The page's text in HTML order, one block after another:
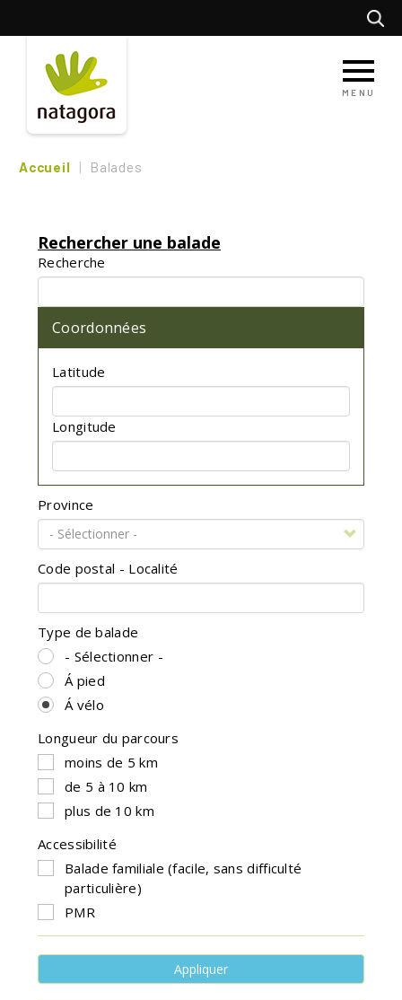
principal
MENU
Accueil Balades
Rechercher une balade
Recherche
Coordonnées
Latitude
Longitude
Province
Code postal - Localité
Type de balade
- Sélectionner -
Á pied
Á vélo
Longueur du parcours
moins de 5 km
de 5 à 10 km
plus de 10 km
Accessibilité
Balade familiale (facile, sans difficulté
particulière)
PMR
Appliquer